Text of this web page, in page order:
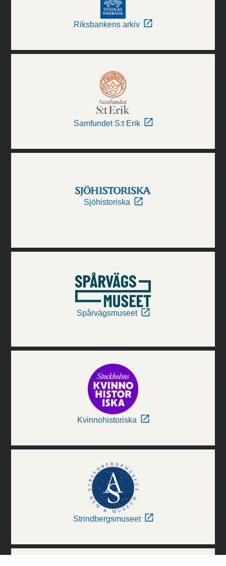
Riksbankens arkiv
Samfundet S:t Erik
Sjöhistoriska
Spårvägsmuseet
Kvinnohistoriska
Strindbergsmuseet